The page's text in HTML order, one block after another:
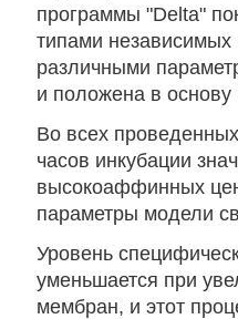
программы "Delta"
типами независимых
различными
и положена в основу
Во всех
часов инкубации
высокоаффинных
параметры модели
Уровень
уменьшается при
мембран, и этот